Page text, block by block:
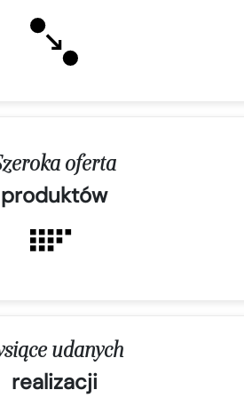
oferta
produktów
udanych
realizacji